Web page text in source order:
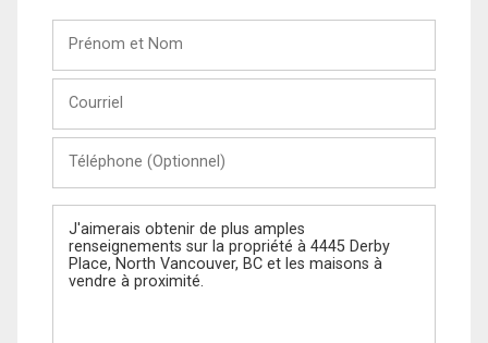
Nom
(Optionnel)
Message